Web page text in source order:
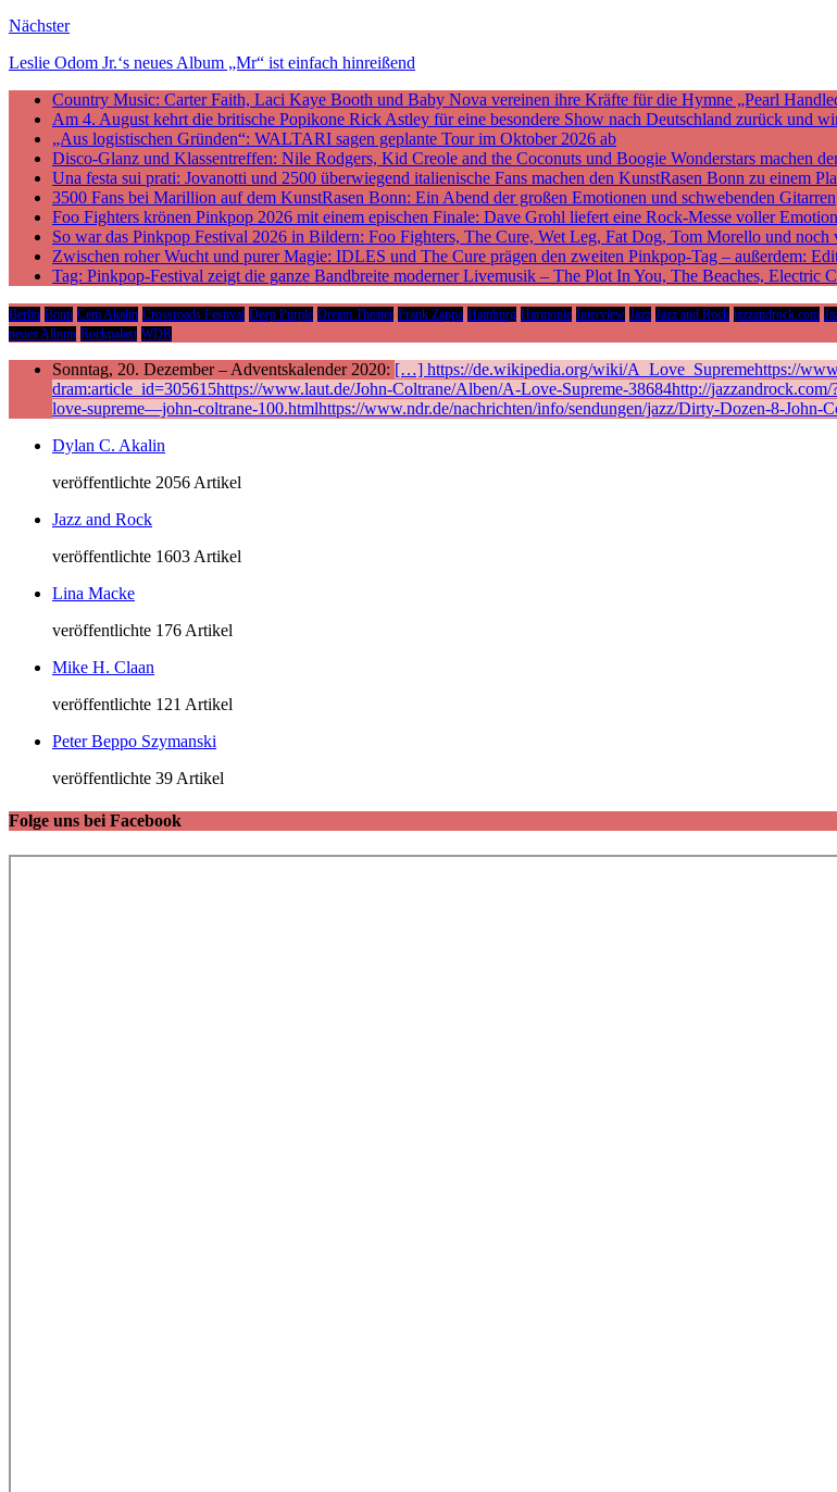
Nächster
Leslie Odom Jr.‘s neues Album „Mr“ ist einfach hinreißend
Country Music: Carter Faith, Laci Kaye Booth und Baby Nova vereinen ihre Kräfte für die Hymne „Pearl
Am 4. August kehrt die britische Popikone Rick Astley für eine besondere Show nach Deutschland zurück und
„Aus logistischen Gründen“: WALTARI sagen geplante Tour im Oktober 2026 ab
Disco-Glanz und Klassentreffen: Nile Rodgers, Kid Creole and the Coconuts und Boogie Wonderstars machen
Una festa sui prati: Jovanotti und 2500 überwiegend italienische Fans machen den KunstRasen Bonn zu einem
3500 Fans bei Marillion auf dem KunstRasen Bonn: Ein Abend der großen Emotionen und schwebenden Gitarren
Foo Fighters krönen Pinkpop 2026 mit einem epischen Finale: Dave Grohl liefert eine Rock-Messe voller
So war das Pinkpop Festival 2026 in Bildern: Foo Fighters, The Cure, Wet Leg, Fat Dog, Tom Morello und noch
Zwischen roher Wucht und purer Magie: IDLES und The Cure prägen den zweiten Pinkpop-Tag – außerdem:
Tag: Pinkpop-Festival zeigt die ganze Bandbreite moderner Livemusik – The Plot In You, The Beaches,
Berlin Bonn Cem Akalin Crossroads Festival Deep Purple Dream Theater Frank Zappa Hamburg Harmonie Interview Jazz Jazz and Rock jazzandrock.com
neues Album Rockpalast WDR
Sonntag, 20. Dezember – Adventskalender 2020: […] https://de.wikipedia.org/wiki/A_Love_Supremehttps://
dram:article_id=305615https://www.laut.de/John-Coltrane/Alben/A-Love-Supreme-38684http://
love-supreme—john-coltrane-100.htmlhttps://www.ndr.de/nachrichten/info/sendungen/jazz/Dirty-Dozen-8-
Dylan C. Akalin
veröffentlichte 2056 Artikel
Jazz and Rock
veröffentlichte 1603 Artikel
Lina Macke
veröffentlichte 176 Artikel
Mike H. Claan
veröffentlichte 121 Artikel
Peter Beppo Szymanski
veröffentlichte 39 Artikel
Folge uns bei Facebook